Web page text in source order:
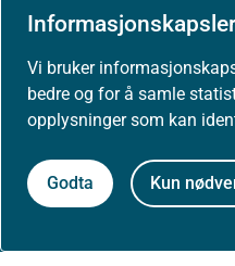
Vi bruker
bedre og for å samle
opplysninger som kan
Godta Kun
Nyheter
Arrangementer
Høringer